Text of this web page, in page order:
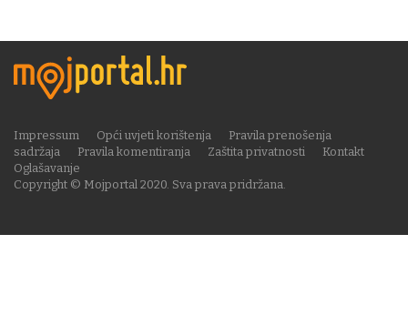
Copyright © Mojportal 2020. Sva prava pridržana.
Impressum Opći uvjeti korištenja
Pravila prenošenja
sadržaja
Pravila komentiranja Zaštita privatnosti
Kontakt
Oglašavanje